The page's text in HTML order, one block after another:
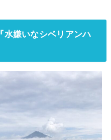
嫌いなシベリアンハ